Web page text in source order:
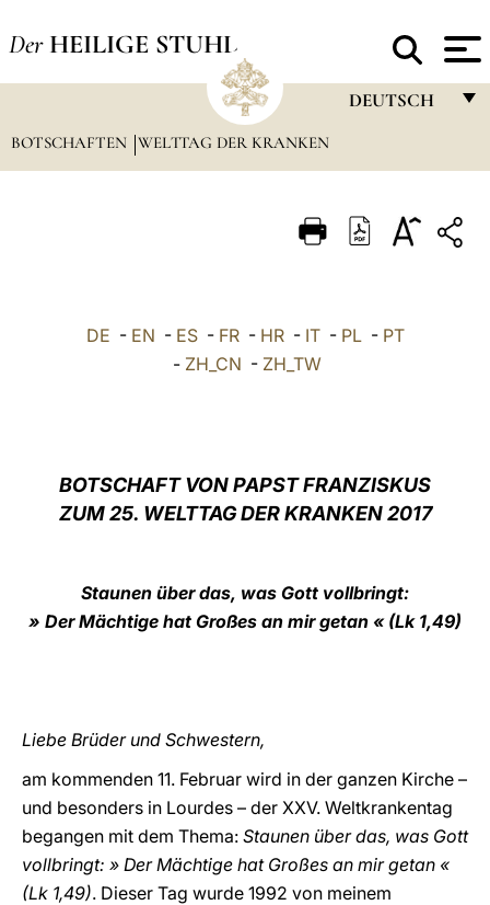
Der HEILIGE STUHL
DEUTSCH
ITALIANO
中文
LATINE
BOTSCHAFTEN WELTTAG DER KRANKEN
DE - EN - ES- FR- HR- IT- PL- PT
- ZH_CN - ZH_TW
BOTSCHAFT VON PAPST FRANZISKUS
ZUM 25. WELTTAG DER KRANKEN 2017
Staunen über das, was Gott vollbringt:
» Der Mächtige hat Großes an mir getan « (Lk 1,49)
Liebe Brüder und Schwestern,
am kommenden 11. Februar wird in der ganzen Kirche –
und besonders in Lourdes – der XXV. Weltkrankentag
begangen mit dem Thema: Staunen über das, was Gott
vollbringt: » Der Mächtige hat Großes an mir getan «
(Lk 1,49). Dieser Tag wurde 1992 von meinem